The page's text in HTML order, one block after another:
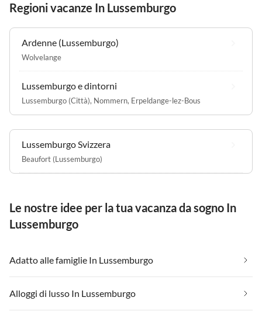
Regioni vacanze In Lussemburgo
Ardenne (Lussemburgo)
Wolvelange
Lussemburgo e dintorni
Lussemburgo (Città), Nommern, Erpeldange-lez-Bous
Lussemburgo Svizzera
Beaufort (Lussemburgo)
Le nostre idee per la tua vacanza da sogno In
Lussemburgo
Adatto alle famiglie In Lussemburgo
Alloggi di lusso In Lussemburgo